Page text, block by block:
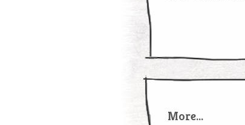
More...